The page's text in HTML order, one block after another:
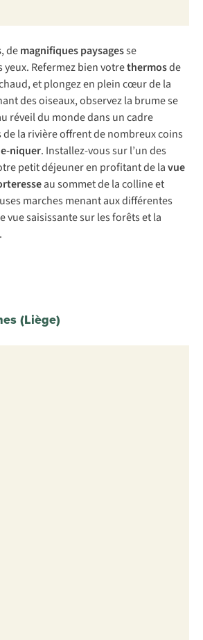
, demagnifiques paysagesse
Refermez bien votrethermosde
et plongez en plein cœur de la
des oiseaux, observez la brume se
réveil du monde dans un cadre
de la rivière offrent de nombreux coins
niquer. Installez-vous sur l’un des
petit déjeuner en profitant de lavue
au sommet de la colline et
marches menant aux différentes
saisissante sur les forêts et la
(Liège)